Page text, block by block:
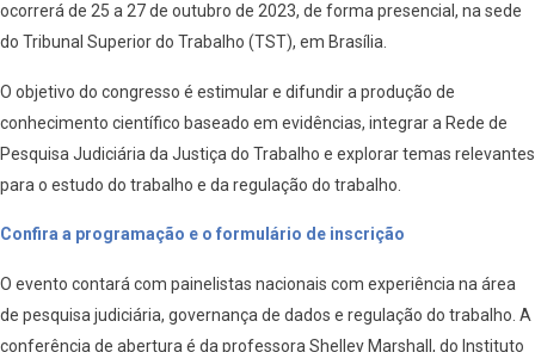
ocorrerá de 25 a 27 de outubro de 2023, de forma presencial, na sede
do Tribunal Superior do Trabalho (TST), em Brasília.
O objetivo do congresso é estimular e difundir a produção de
conhecimento científico baseado em evidências, integrar a Rede de
Pesquisa Judiciária da Justiça do Trabalho e explorar temas relevantes
para o estudo do trabalho e da regulação do trabalho.
Confira a programação e o formulário de inscrição
O evento contará com painelistas nacionais com experiência na área
de pesquisa judiciária, governança de dados e regulação do trabalho. A
conferência de abertura é da professora Shelley Marshall, do Instituto